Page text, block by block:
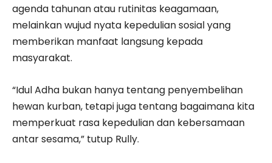
agenda tahunan atau rutinitas keagamaan,
melainkan wujud nyata kepedulian sosial yang
memberikan manfaat langsung kepada
masyarakat.
“Idul Adha bukan hanya tentang penyembelihan
hewan kurban, tetapi juga tentang bagaimana kita
memperkuat rasa kepedulian dan kebersamaan
antar sesama,” tutup Rully.